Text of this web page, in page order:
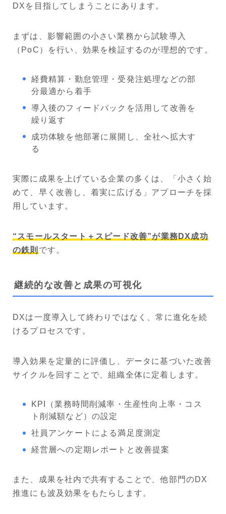
DXを目指してしまうことにあります。
まずは、影響範囲の小さい業務から試験導入
（PoC）を行い、効果を検証するのが理想的です。
経費精算・勤怠管理・受発注処理などの部
分最適から着手
導入後のフィードバックを活用して改善を
繰り返す
成功体験を他部署に展開し、全社へ拡大す
る
実際に成果を上げている企業の多くは、「小さく始
めて、早く改善し、着実に広げる」アプローチを採
用しています。
“スモールスタート＋スピード改善”が業務DX成功
の鉄則 です。
継続的な改善と成果の可視化
DXは一度導入して終わりではなく、常に進化を続
けるプロセスです。
導入効果を定量的に評価し、データに基づいた改善
サイクルを回すことで、組織全体に定着します。
KPI（業務時間削減率・生産性向上率・コス
ト削減額など）の設定
社員アンケートによる満足度測定
経営層への定期レポートと改善提案
また、成果を社内で共有することで、他部門のDX
推進にも波及効果をもたらします。